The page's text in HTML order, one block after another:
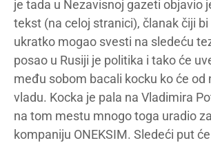
je tada u Nezavisnoj gazeti objavio
tekst (na celoj stranici), članak čiji bi
ukratko mogao svesti na sledeću
posao u Rusiji je politika i tako će
među sobom bacali kocku ko će od
vladu. Kocka je pala na Vladimira
na tom mestu mnogo toga uradio
kompaniju ONEKSIM. Sledeći put